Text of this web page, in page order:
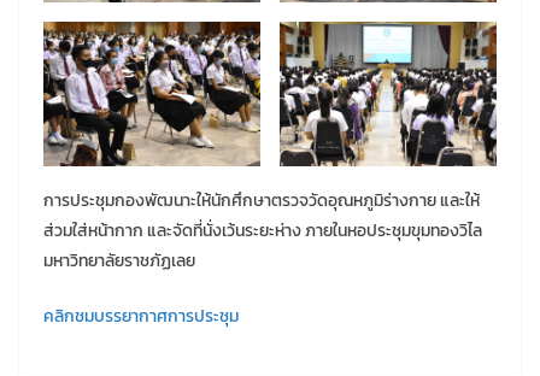
การประชุมกองพัฒนาะให้นักศึกษาตรวจวัดอุณหภูมิร่างกาย และให้
ส่วมใส่หน้ากาก และจัดที่นั่งเว้นระยะห่าง ภายในหอประชุมขุมทองวิไล
มหาวิทยาลัยราชภัฏเลย
คลิกชมบรรยากาศการประชุม